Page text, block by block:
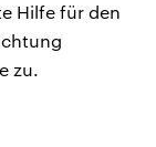
Hilfe für den
zu.